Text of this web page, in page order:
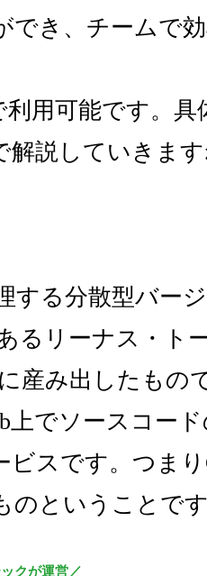
き、チームで効
用可能です。具
説していきます
する分散型バー
るリーナス・ト
産み出したもの
上でソースコー
ビスです。つまり
のということです
クが運営／